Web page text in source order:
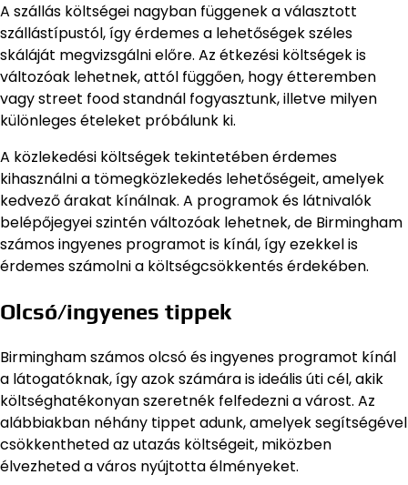
A szállás költségei nagyban függenek a választott
szállástípustól, így érdemes a lehetőségek széles
skáláját megvizsgálni előre. Az étkezési költségek is
változóak lehetnek, attól függően, hogy étteremben
vagy street food standnál fogyasztunk, illetve milyen
különleges ételeket próbálunk ki.
A közlekedési költségek tekintetében érdemes
kihasználni a tömegközlekedés lehetőségeit, amelyek
kedvező árakat kínálnak. A programok és látnivalók
belépőjegyei szintén változóak lehetnek, de Birmingham
számos ingyenes programot is kínál, így ezekkel is
érdemes számolni a költségcsökkentés érdekében.
Olcsó/ingyenes tippek
Birmingham számos olcsó és ingyenes programot kínál
a látogatóknak, így azok számára is ideális úti cél, akik
költséghatékonyan szeretnék felfedezni a várost. Az
alábbiakban néhány tippet adunk, amelyek segítségével
csökkentheted az utazás költségeit, miközben
élvezheted a város nyújtotta élményeket.